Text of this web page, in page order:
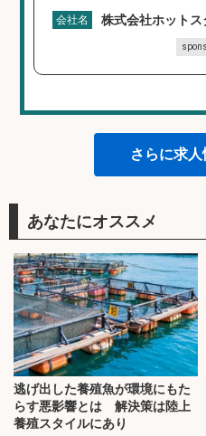
会社名 株式会社ホット
さらに求
あなたにオススメ
逃げ出した養殖魚が環境にもた
らす悪影響とは 解決策は陸上
養殖スタイルにあり